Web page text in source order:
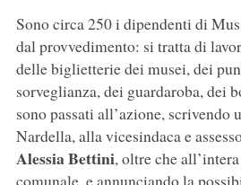
Sono circa 250 i dipendenti di
dal provvedimento: si tratta di
delle biglietterie dei musei, dei
sorveglianza, dei guardaroba, dei
sono passati all’azione, scrivendo
Nardella, alla vicesindaca e
Alessia Bettini, oltre che
comunale, e annunciando la